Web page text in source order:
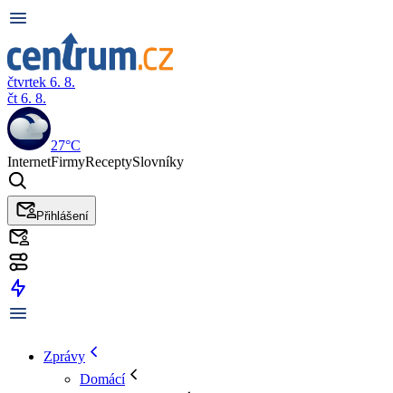
čtvrtek 6. 8.
čt 6. 8.
27°C
InternetFirmyReceptySlovníky
Přihlášení
Zprávy
Domácí